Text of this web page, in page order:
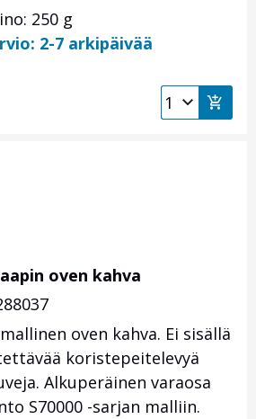
250 g
2-7 arkipäivää
oven kahva
oven kahva. Ei sisällä
koristepeitelevyä
Alkuperäinen varaosa
S70000 -sarjan malliin.